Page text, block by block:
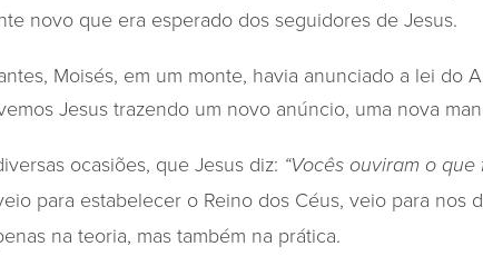
novo que era esperado dos seguidores de Jesus.
Moisés, em um monte, havia anunciado a lei do
Jesus trazendo um novo anúncio, uma nova
ocasiões, que Jesus diz: “Vocês ouviram o
para estabelecer o Reino dos Céus, veio para nos
na teoria, mas também na prática.